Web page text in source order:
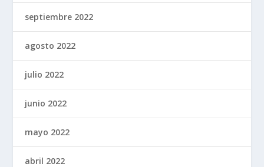
septiembre 2022
agosto 2022
julio 2022
junio 2022
mayo 2022
abril 2022